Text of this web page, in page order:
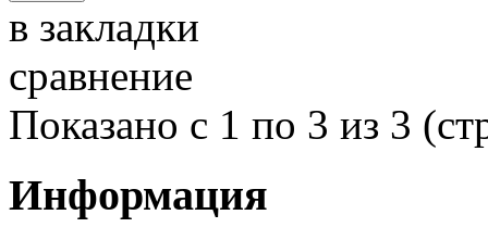
в закладки
сравнение
Показано с 1 по 3 из 3
Информация